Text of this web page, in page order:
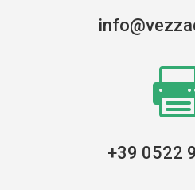
+39 0522